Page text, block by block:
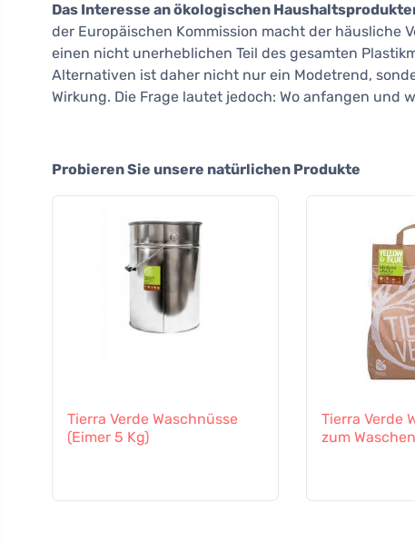
Das Interesse an ökologischen
der Europäischen Kommission macht der häusliche
einen nicht unerheblichen Teil des gesamten
Alternativen ist daher nicht nur ein Modetrend,
Wirkung. Die Frage lautet jedoch: Wo anfangen und
Probieren Sie unsere natürlichen Produkte
Tierra Verde Waschnüsse
(Eimer 5 Kg)
Tierra Verde
zum